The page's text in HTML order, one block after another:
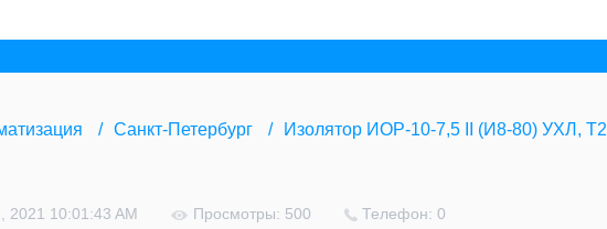
Санкт-Петербург Изолятор ИОР-10-7,5 II (И8-80) УХЛ, Т2
2021 10:01:43 AM Просмотры: 500 Телефон: 0